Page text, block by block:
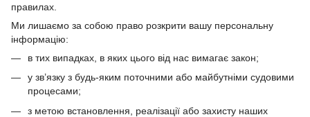
правилах.
Ми лишаємо за собою право розкрити вашу персональну
інформацію:
в тих випадках, в яких цього від нас вимагає закон;
у зв’язку з будь-яким поточними або майбутніми судовими
процесами;
з метою встановлення, реалізації або захисту наших